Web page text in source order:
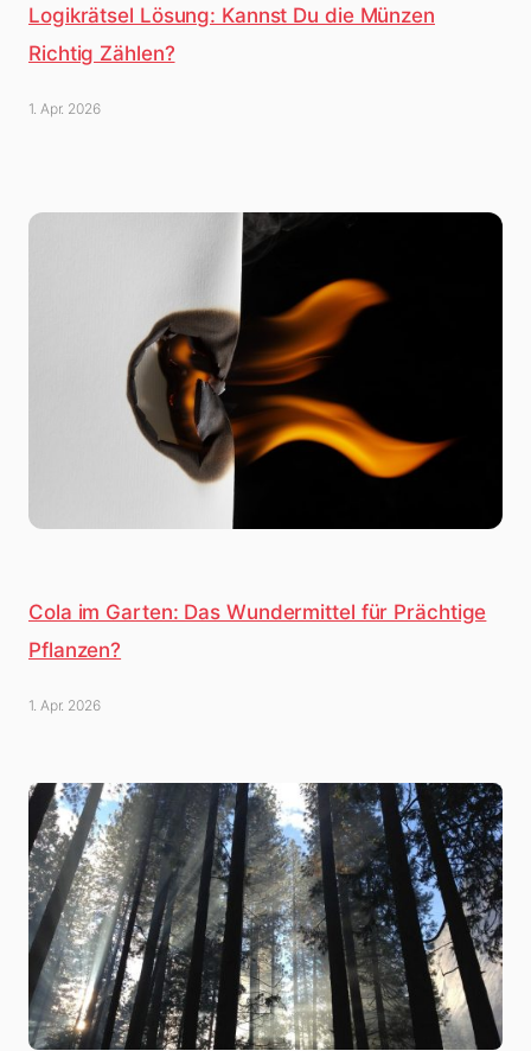
Logikrätsel Lösung: Kannst Du die Münzen
Richtig Zählen?
1. Apr. 2026
Cola im Garten: Das Wundermittel für Prächtige
Pflanzen?
1. Apr. 2026